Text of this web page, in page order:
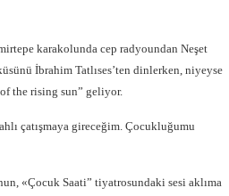
karakolunda cep radyoundan Neşet
İbrahim Tatlıses’ten dinlerken, niyeyse
the rising sun” geliyor.
çatışmaya gireceğim. Çocukluğumu
«Çocuk Saati” tiyatrosundaki sesi aklıma